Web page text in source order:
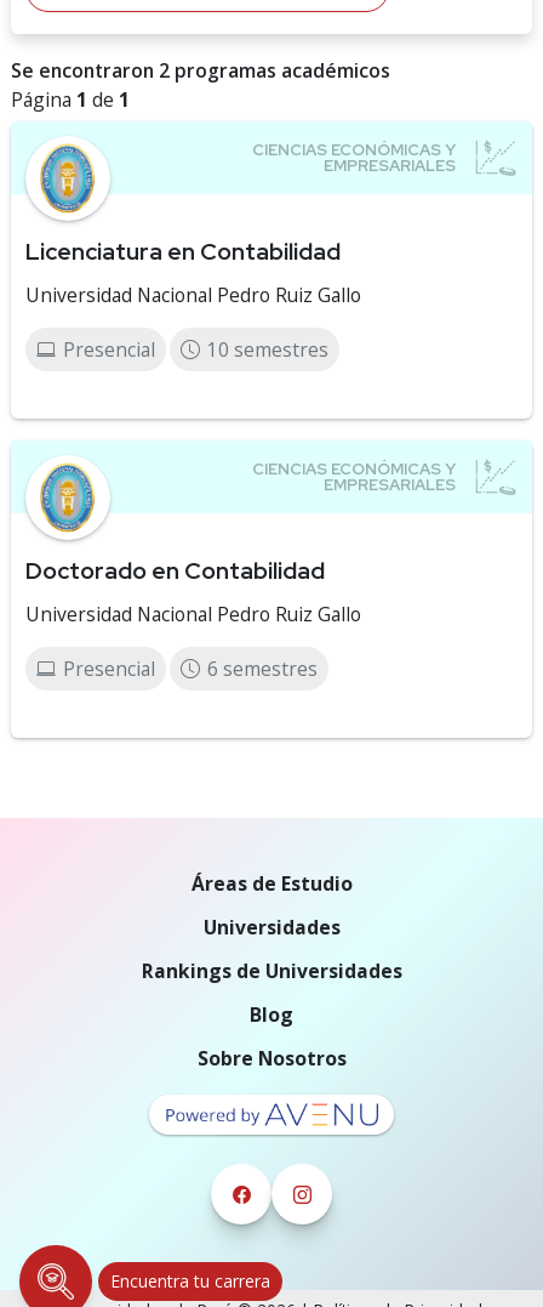
Se encontraron 2 programas académicos
Página 1 de 1
Licenciatura en Contabilidad
Universidad Nacional Pedro Ruiz Gallo
Presencial 10 semestres
Doctorado en Contabilidad
Universidad Nacional Pedro Ruiz Gallo
Presencial 6 semestres
Encuentra tu carrera
Áreas de Estudio
Universidades
Rankings de Universidades
Blog
Sobre Nosotros